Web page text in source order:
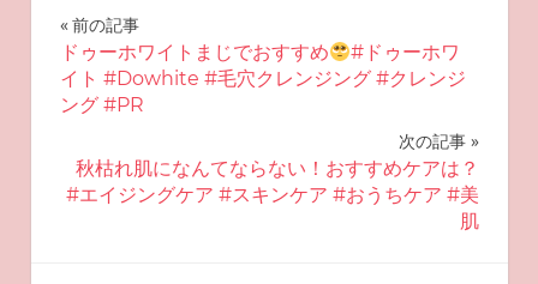
投
稿
ナ
ビ
前の記事
ドゥーホワイトまじでおすすめ
#ドゥーホワ
イト #Dowhite #毛穴クレンジング #クレンジ
ング #PR
次の記事
秋枯れ肌になんてならない！おすすめケアは？
#エイジングケア #スキンケア #おうちケア #美
肌